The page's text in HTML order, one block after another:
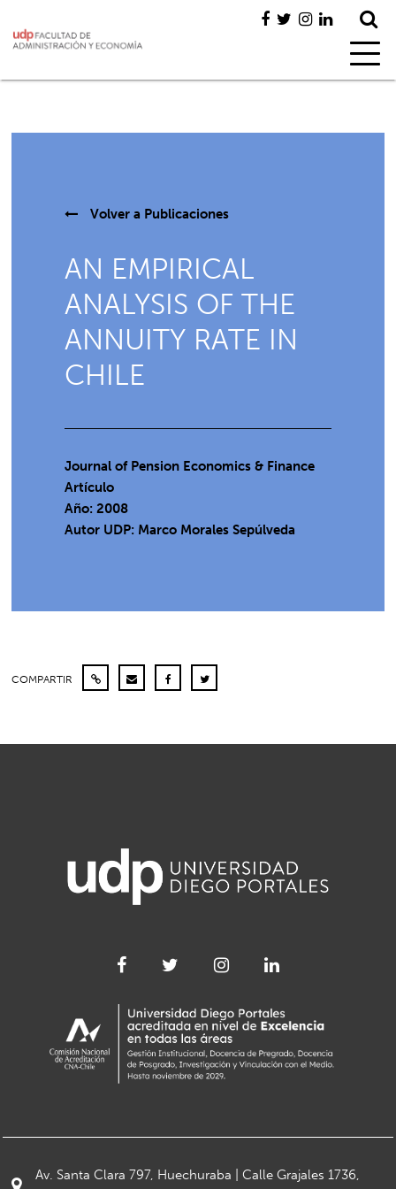
Volver a Publicaciones
AN EMPIRICAL
ANALYSIS OF THE
ANNUITY RATE IN
CHILE
Journal of Pension Economics & Finance
Artículo
Año: 2008
Autor UDP: Marco Morales Sepúlveda
COMPARTIR
Av. Santa Clara 797, Huechuraba | Calle Grajales 1736,